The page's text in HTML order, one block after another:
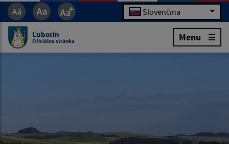
Slovenčina
Ľubotín
Oficiálna stránka Menu